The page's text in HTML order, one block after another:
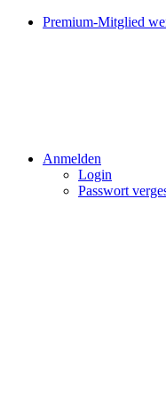
Premium-Mitglied
Anmelden
Login
Passwort